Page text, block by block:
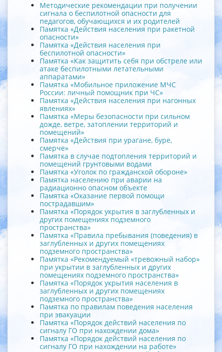
Методические рекомендации при получении
сигнала о беспилотной опасности для
педагогов, обучающихся и их родителей
Памятка «Действия населения при ракетной
опасности»
Памятка «Действия населения при
беспилотной опасности»
Памятка «Как защитить себя при обстреле или
атаке беспилотными летательными
аппаратами»
Памятка «Мобильное приложение МЧС
России: личный помощник при ЧС»
Памятка «Действия населения при нагонных
явлениях»
Памятка «Меры безопасности при сильном
дожде, ветре, затоплении территорий и
помещений»
Памятка «Действия при урагане, буре,
смерче»
Памятка в случае подтопления территорий и
помещений грунтовыми водами
Памятка «Уголок по гражданской обороне»
Памятка населению при аварии на
радиационно опасном объекте
Памятка «Оказание первой помощи
пострадавшим»
Памятка «Порядок укрытия в заглубленных и
других помещениях подземного
пространства»
Памятка «Правила пребывания (поведения) в
заглубленных и других помещениях
подземного пространства»
Памятка «Рекомендуемый «тревожный набор»
при укрытии в заглубленных и других
помещениях подземного пространства»
Памятка «Порядок укрытия населения в
заглубленных и других помещениях
подземного пространства»
Памятка по правилам поведения населения
при эвакуации
Памятка «Порядок действий населения по
сигналу ГО при нахождении дома»
Памятка «Порядок действий населения по
сигналу ГО при нахождении на работе»